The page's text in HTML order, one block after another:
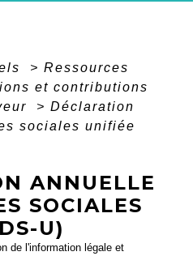
> Ressources
et contributions
> Déclaration
sociales unifiée
ANNUELLE
SOCIALES
U)
de l'information légale et